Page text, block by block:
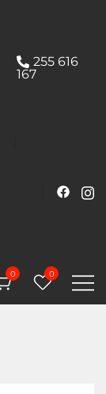
255 616
167
0 0